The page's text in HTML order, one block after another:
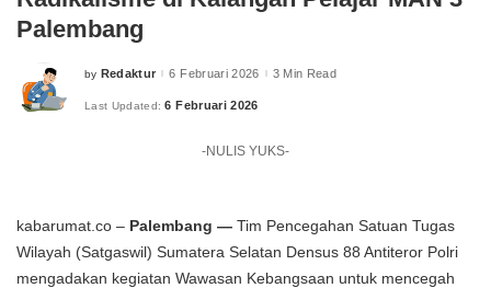
Palembang
Posted
by Redaktur 6 Februari 2026 3 Min Read
Last Updated: 6 Februari 2026
-NULIS YUKS-
kabarumat.co – Palembang — Tim Pencegahan Satuan Tugas
Wilayah (Satgaswil) Sumatera Selatan Densus 88 Antiteror Polri
mengadakan kegiatan Wawasan Kebangsaan untuk mencegah